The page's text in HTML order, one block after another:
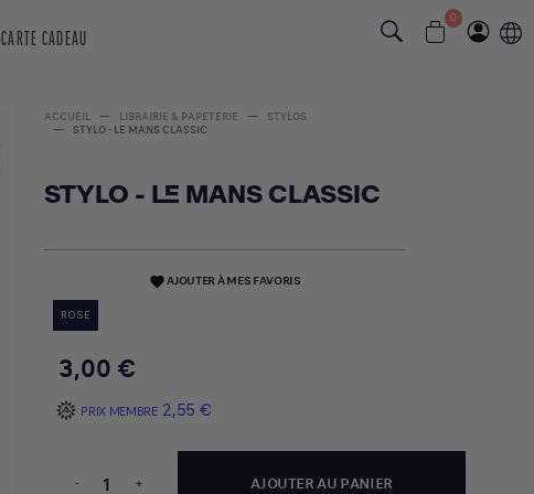
CARTE CADEAU
0
ACCUEIL LIBRAIRIE & PAPETERIE
STYLOS
STYLO - LE MANS CLASSIC
STYLO - LE MANS CLASSIC
favoriteAJOUTER À MES FAVORIS
ROSE
3,00 €
PRIX MEMBRE 2,55 €
- + AJOUTER AU PANIER